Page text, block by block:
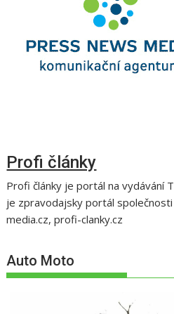
Profi články
Profi články je portál na vydávání
je zpravodajsky portál
media.cz, profi-clanky.cz
Auto Moto